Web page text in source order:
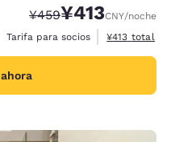
Precio tachado:
¥459Precio con
¥413CNY/noche
Tarifa para socios
Ver detalles
¥413 total